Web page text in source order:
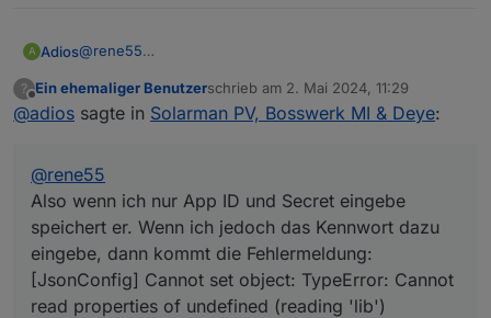
A Adios@rene55
er. Wenn ich jedoch das Kennwort dazu eingebe, dann
kommt die Fehlermeldung:
In der App melde ich mich mit dem selben Kennwort an..
?
Offline
Ein ehemaliger Benutzerschrieb am 2. Mai 2024, 11:29
zuletzt editiert von
@adios sagte in Solarman PV, Bosswerk MI & Deye:
@rene55
Also wenn ich nur App ID und Secret eingebe
speichert er. Wenn ich jedoch das Kennwort dazu
eingebe, dann kommt die Fehlermeldung:
[JsonConfig] Cannot set object: TypeError: Cannot
read properties of undefined (reading 'lib')